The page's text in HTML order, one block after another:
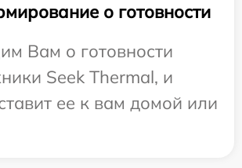
о готовности
Вам о готовности
Seek Thermal, и
ее к вам домой или